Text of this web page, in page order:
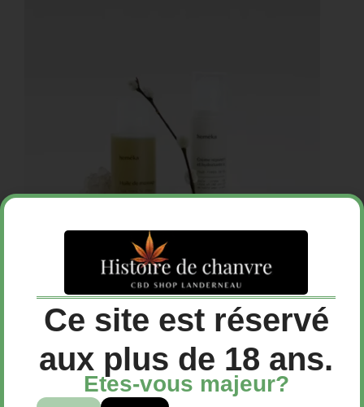
Huile de massage au CBD
Ce site est réservé
aux plus de 18 ans.
Etes-vous majeur?